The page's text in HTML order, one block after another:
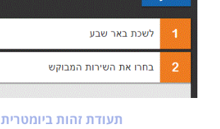
תעודת זהות ביומטרית